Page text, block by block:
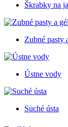
Škrabky na
Zubné pasty
Ústne vody
Suché ústa